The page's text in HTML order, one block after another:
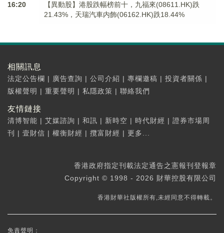
16:20
【異動股】港股跌幅榜前十，九福來(08611.HK)跌
21.43%，天瑞汽車内飾(06162.HK)跌18.44%
相關訊息
法定公告欄 | 廣告查詢 | 公司介紹 | 專欄邀稿 | 投資者關係 |
版權聲明 | 重要聲明 | 私隱政策 | 聯絡我們
友情鏈接
清博智能 | 艾媒諮詢 | 和訊 | 新時空 | 時代財經 | 證券市場周
刊
| 壹財信 | 權衡財經 | 攬富財經 | 更多...
香港政府指定刊載法定通告之憲報刊登報章
Copyright © 1998 - 2026 財華控股有限公司
香港財華社版權所有,未經同意不得轉載。
免責聲明：